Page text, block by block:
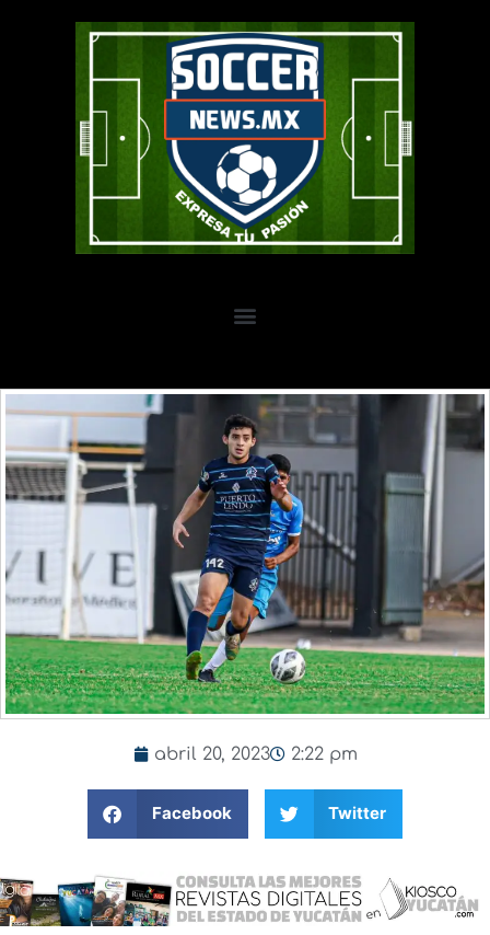
abril 20, 2023 2:22 pm
Facebook Twitter